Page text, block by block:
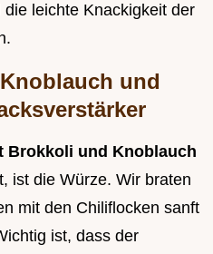
leichte Knackigkeit der
und
Brokkoli und Knoblauch
ist die Würze. Wir braten
mit den Chiliflocken sanft
ist, dass der